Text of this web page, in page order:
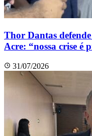
Thor Dantas
Acre: “nossa crise é
31/07/2026